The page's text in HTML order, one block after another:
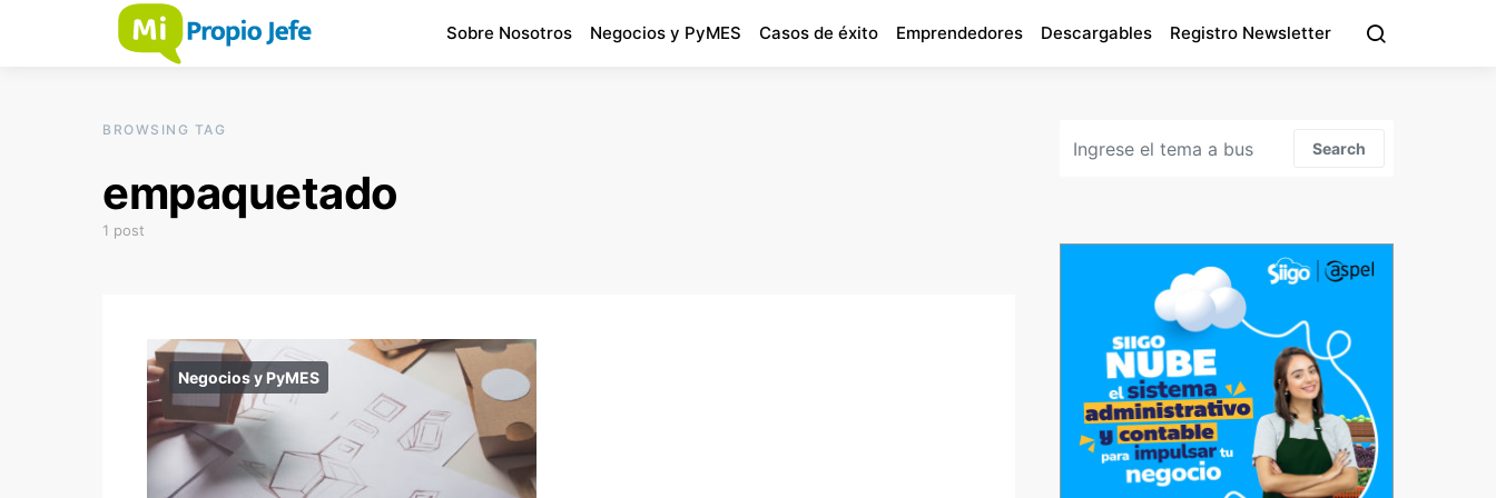
Sobre Nosotros Negocios y PyMES Casos de éxito Emprendedores Descargables Registro Newsletter
BROWSING TAG
empaquetado
1 post
Negocios y PyMES
Search